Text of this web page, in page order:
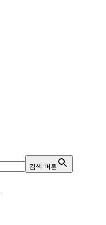
검색 버튼